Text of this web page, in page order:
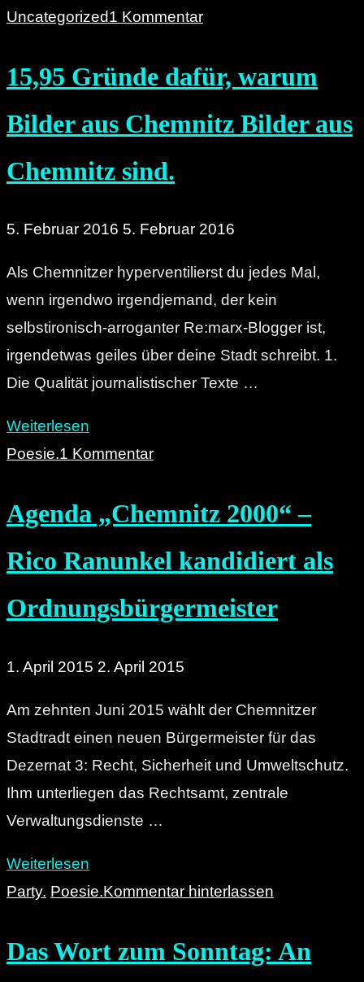
Planet
Als
im
Herz
Ostens."
Uncategorized1 Kommentar
15,95 Gründe dafür, warum
Bilder aus Chemnitz Bilder aus
Chemnitz sind.
5. Februar 2016 5. Februar 2016
Als Chemnitzer hyperventilierst du jedes Mal,
wenn irgendwo irgendjemand, der kein
selbstironisch-arroganter Re:marx-Blogger ist,
irgendetwas geiles über deine Stadt schreibt. 1.
Die Qualität journalistischer Texte …
Weiterlesen
Gründe
warum
aus
Bilder
Chemnitz
sind."
Poesie.1 Kommentar
Agenda „Chemnitz 2000“ –
Rico Ranunkel kandidiert als
Ordnungsbürgermeister
1. April 2015 2. April 2015
Am zehnten Juni 2015 wählt der Chemnitzer
Stadtradt einen neuen Bürgermeister für das
Dezernat 3: Recht, Sicherheit und Umweltschutz.
Ihm unterliegen das Rechtsamt, zentrale
Verwaltungsdienste …
Weiterlesen
„Chemnitz
–
Party. Poesie.Kommentar hinterlassen
Das Wort zum Sonntag: An